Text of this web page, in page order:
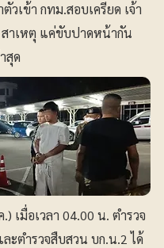
วเข้า กทม.สอบเครียด เจ้า
าเหตุ แค่ขับปาดหน้ากัน
สุด
เมื่อเวลา 04.00 น. ตำรวจ
ะตำรวจสืบสวน บก.น.2 ได้